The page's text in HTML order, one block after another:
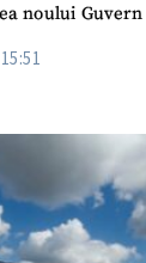
noului Guvern